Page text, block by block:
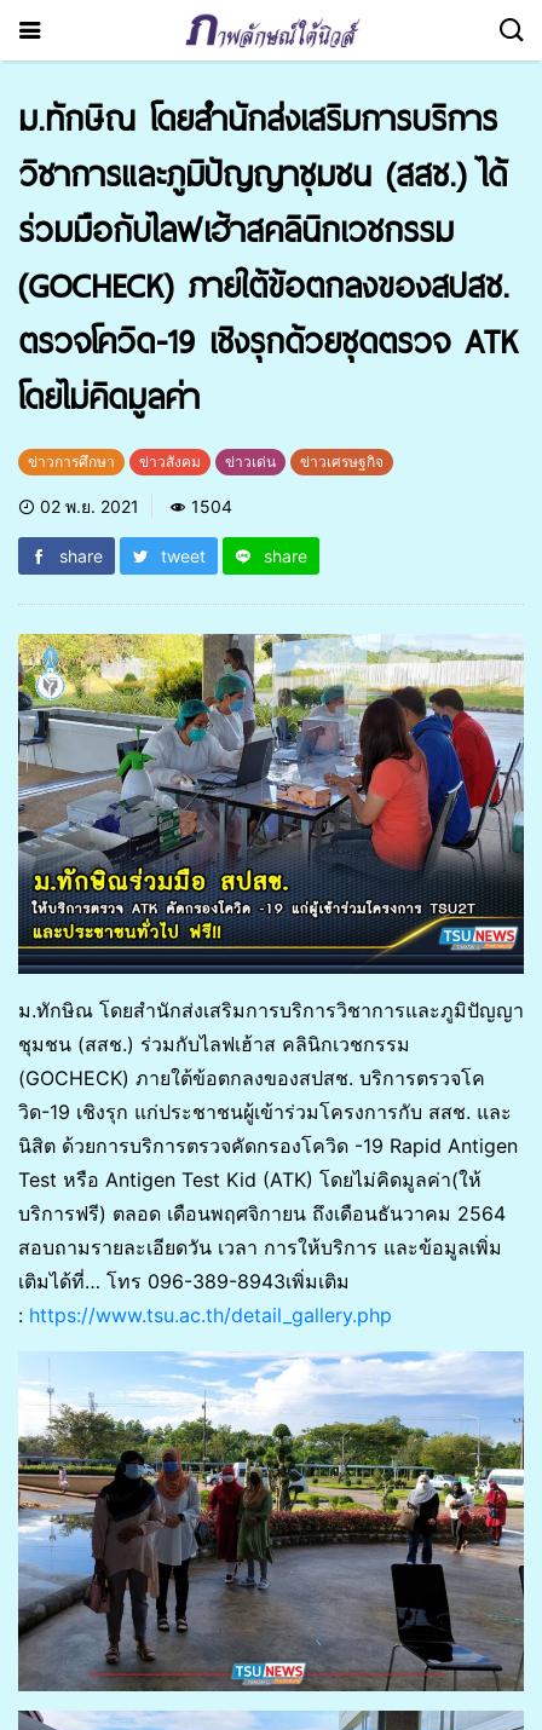
ม.ทักษิณ โดยสำนักส่งเสริมการบริการ
วิชาการและภูมิปัญญาชุมชน (สสช.) ได้
ร่วมมือกับไลฟเฮ้าส​คลินิก​เวชกรรม
(GOCHECK)​ ภายใต้ข้อตกลงของสปสช.
ตรวจ​โควิด-19 เชิงรุกด้วยชุดตรวจ ATK
โดยไม่คิดมูลค่า
ข่าวการศึกษา ข่าวสังคม ข่าวเด่น ข่าวเศรษฐกิจ
02 พ.ย. 2021 1504
share tweet share
ม.ทักษิณ โดยสำนักส่งเสริมการบริการวิชาการและภูมิปัญญา
ชุมชน (สสช.) ร่วมกับไลฟเฮ้าส​ คลินิก​เวชกรรม
(GOCHECK)​ ภายใต้ข้อตกลงของสปสช. บริการตรวจ​โค
วิด-19 เชิงรุก แก่ประชาชนผู้เข้าร่วมโครงการกับ สสช. และ
นิสิต ด้วยการบริการตรวจคัดกรองโควิด -19 Rapid Antigen
Test หรือ Antigen Test Kid (ATK) โดยไม่คิดมูลค่า(ให้
บริการฟรี) ตลอด เดือนพฤศจิกายน ถึงเดือนธันวาคม 2564
สอบถามรายละเอียดวัน เวลา การให้บริการ และข้อมูลเพิ่ม
เติมได้ที่… โทร 096-389-8943เพิ่มเติม
: https://www.tsu.ac.th/detail_gallery.php